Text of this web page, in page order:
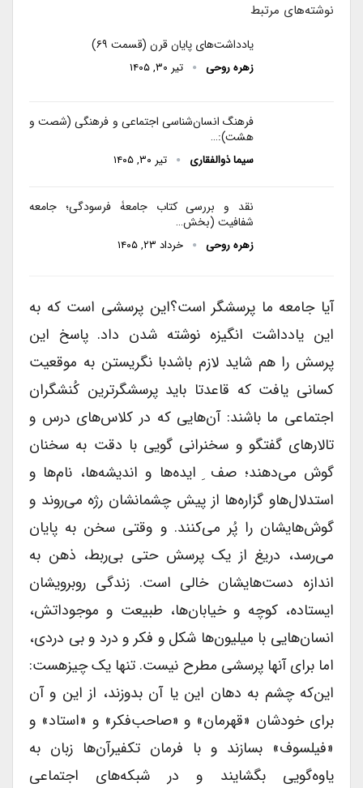
نوشته‌های مرتبط
یادداشت‌های پایان قرن (قسمت ۶۹)
زهره روحی تیر ۳۰, ۱۴۰۵
فرهنگ انسان‌شناسی اجتماعی و فرهنگی (شصت و
هشت):…
سیما ذوالفقاری تیر ۳۰, ۱۴۰۵
نقد و بررسی کتاب جامعۀ فرسودگی؛ جامعه
شفافیت (بخش…
زهره روحی خرداد ۲۳, ۱۴۰۵
آیا جامعه ما پرسشگر است؟این پرسشی است که به
این یادداشت انگیزه نوشته شدن داد. پاسخ این
پرسش را هم شاید لازم باشدبا نگریستن به موقعیت
کسانی یافت که قاعدتا باید پرسشگرترین کُنشگران
اجتماعی ما باشند: آن‌هایی که در کلاس‌های درس و
تالارهای گفتگو و سخنرانی گویی با دقت به سخنان
گوش می‌دهند؛ صف ِ ایده‌ها و اندیشه‌ها، نام‌ها و
استدلال‌هاو گزاره‌ها از پیش چشمانشان رژه می‌روند و
گوش‌هایشان را پُر می‌کنند. و وقتی سخن به پایان
می‌رسد، دریغ از یک پرسش حتی بی‌ربط، ذهن به
اندازه دست‌هایشان خالی است. زندگی روبرویشان
ایستاده، کوچه و خیابان‌ها، طبیعت و موجوداتش،
انسان‌هایی با میلیون‌ها شکل و فکر و درد و بی دردی،
اما برای آنها پرسشی مطرح نیست. تنها یک چیزهست:
این‌که چشم به دهان این یا آن بدوزند، از این و آن
برای خودشان «قهرمان» و «صاحب‌فکر» و «استاد» و
«فیلسوف» بسازند و با فرمان تکفیرآن‌ها زبان به
یاوه‌گویی بگشایند و در شبکه‌های اجتماعی